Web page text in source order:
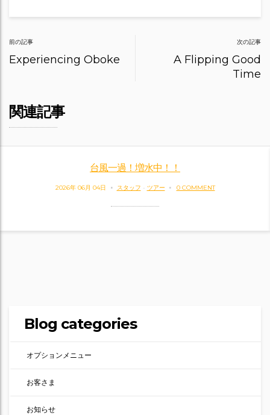
Post
navigation
前の記事
Experiencing Oboke
次の記事
A Flipping Good
Time
関連記事
台風一過！増水中！！
2026年 06月 04日 スタッフ - ツアー 0 COMMENT
Blog categories
オプションメニュー
お客さま
お知らせ